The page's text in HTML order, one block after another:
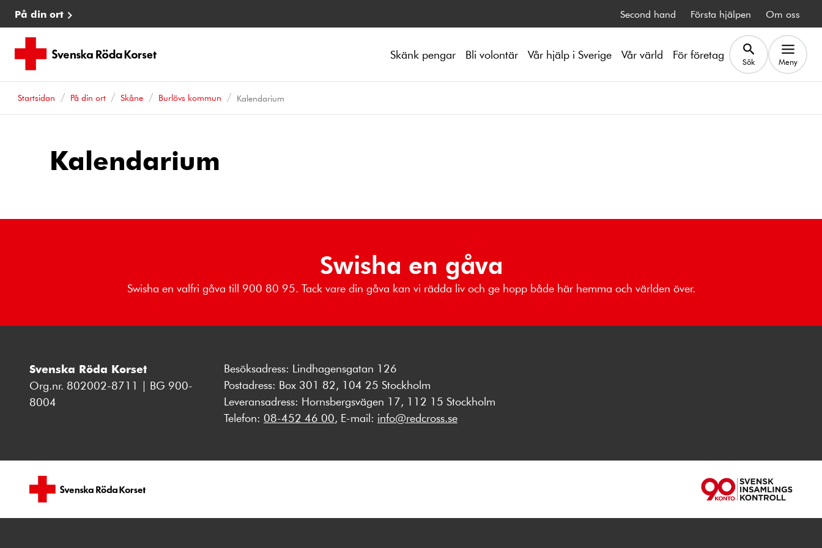
På din ort Second hand Första hjälpen Om oss
Skänk pengar Bli volontär Vår hjälp i Sverige Vår värld För företag Sök Meny
Startsidan På din ort Skåne Burlövs kommun Kalendarium
Kalendarium
Swisha en gåva
Swisha en valfri gåva till 900 80 95. Tack vare din gåva kan vi rädda liv och ge hopp både här hemma och världen över.
Svenska Röda Korset
Org.nr. 802002-8711 | BG 900-
8004
Besöksadress: Lindhagensgatan 126
Postadress: Box 301 82, 104 25 Stockholm
Leveransadress: Hornsbergsvägen 17, 112 15 Stockholm
Telefon: 08-452 46 00, E-mail: info@redcross.se